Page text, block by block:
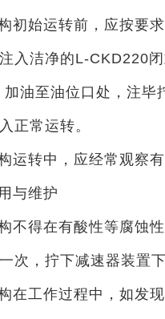
初始运转前，应按要
入洁净的L-CKD220
加油至油位口处，注
正常运转。
运转中，应经常观察
与维护
不得在有酸性等腐蚀
次，拧下减速器装置
在工作过程中，如发